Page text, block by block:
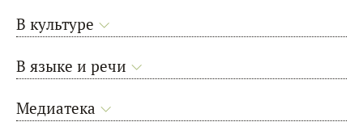
В культуре
В языке и речи
Медиатека